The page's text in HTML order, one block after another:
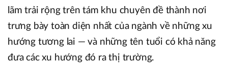
lãm trải rộng trên tám khu chuyên đề thành nơi
trưng bày toàn diện nhất của ngành về những xu
hướng tương lai — và những tên tuổi có khả năng
đưa các xu hướng đó ra thị trường.